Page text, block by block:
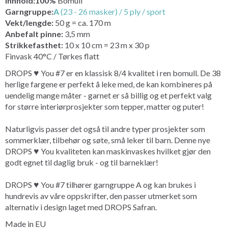
Garngruppe:A(23 - 26 masker) / 5 ply / sport
Vekt/lengde: 50 g = ca. 170 m
Anbefalt pinne: 3,5 mm
Strikkefasthet: 10 x 10 cm = 23 m x 30 p
Finvask 40°C / Tørkes flatt
DROPS ♥ You #7 er en klassisk 8/4 kvalitet i ren bomull. De 38
herlige fargene er perfekt å leke med, de kan kombineres på
uendelig mange måter - garnet er så billig og et perfekt valg
for større interiørprosjekter som tepper, matter og puter!
Naturligvis passer det også til andre typer prosjekter som
sommerklær, tilbehør og søte, små leker til barn. Denne nye
DROPS ♥ You kvaliteten kan maskinvaskes hvilket gjør den
godt egnet til daglig bruk - og til barneklær!
DROPS ♥ You #7 tilhører garngruppe A og kan brukes i
hundrevis av våre oppskrifter, den passer utmerket som
alternativ i design laget med DROPS Safran.
Made in EU